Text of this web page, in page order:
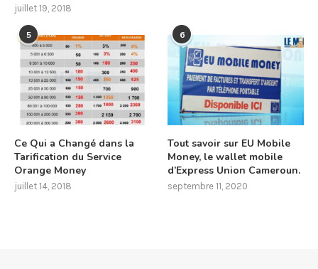
juillet 19, 2018
5
Ce Qui a Changé dans la
Tarification du Service
Orange Money
juillet 14, 2018
6
Tout savoir sur EU Mobile
Money, le wallet mobile
d’Express Union Cameroun.
septembre 11, 2020